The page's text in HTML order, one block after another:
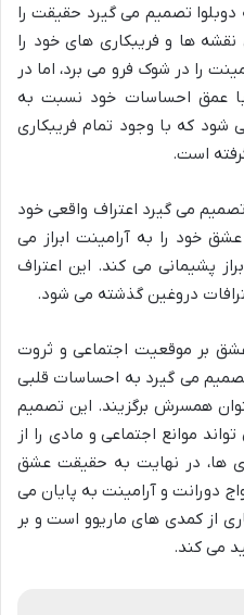
تصمیم می گیرد حقیقت را
ها و فریبکاری های خود را
را در شوک فرو می برد، اما در
عمق احساسات خود نسبت به
شود که با وجود تمام فریبکاری
است.
می گیرد اعتراف واقعی خود
خود را به آرامینت ابراز می
پشیمانی می کند. این اعتراف
دروغین گذشته می شود.
عشق بر موقعیت اجتماعی و ثروت
می گیرد به احساسات قلبی
همسرش برگزیند. این تصمیم
موانع اجتماعی و مادی را از
ها، در نهایت به حقیقت عشق
دورانت و آرامینت به پایان می
از کمدی های ماریوو است و بر
می کند.